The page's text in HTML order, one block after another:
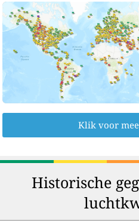
Klik voor
Historische